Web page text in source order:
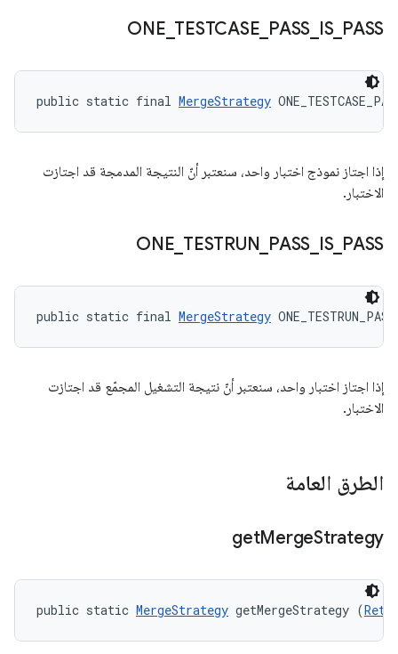
ONE TESTCASE PASS IS_ PASS
public static final MergeStrategy
إذا اجتاز نموذج اختبار واحد، سنعتبر أنّ النتيجة المدمجة قد اجتازت
الاختبار.
ONE TESTRUN PASS IS_ PASS
public static final MergeStrategy
إذا اجتاز اختبار واحد، سنعتبر أنّ نتيجة التشغيل المجمّع قد اجتازت
الاختبار.
الطرق العامة
getMergeStrategy
public static MergeStrategy getMergeStrategy (